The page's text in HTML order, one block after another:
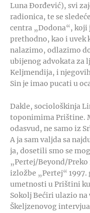
Luna Đorđević), svi
radionica, te se
centra „Dodona“, koji
prethodno, kao i uvek
nalazimo, odlazimo
ubijenog advokata za
Keljmendija, i
Sin je imao pucati u
Dakle, sociološkinja
toponimima Prištine.
odasvud, ne samo iz
A ja sam valjda sa
ja, dosetili smo se
„Pertej/Beyond/
izložbe „Pertej“
umetnosti u Prištini
Sokolj Bećiri ulazio
Škeljzenovog